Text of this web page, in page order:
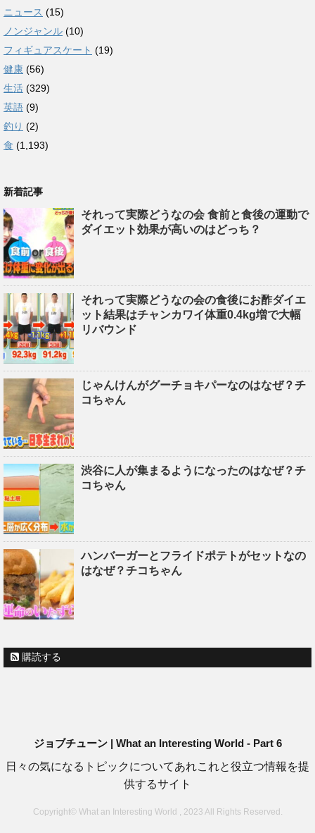
ニュース (15)
ノンジャンル (10)
フィギュアスケート (19)
健康 (56)
生活 (329)
英語 (9)
釣り (2)
食 (1,193)
新着記事
それって実際どうなの会 食前と食後の運動で
ダイエット効果が高いのはどっち？
それって実際どうなの会の食後にお酢ダイエ
ット結果はチャンカワイ体重0.4kg増で大幅
リバウンド
じゃんけんがグーチョキパーなのはなぜ？チ
コちゃん
渋谷に人が集まるようになったのはなぜ？チ
コちゃん
ハンバーガーとフライドポテトがセットなの
はなぜ？チコちゃん
購読する
ジョブチューン | What an Interesting World - Part 6
日々の気になるトピックについてあれこれと役立つ情報を提
供するサイト
Copyright© What an Interesting World , 2023 All Rights Reserved.